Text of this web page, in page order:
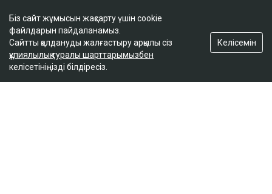
footer.menu-title-2
О проекте
Біз сайт жұмысын жақсарту үшін cookie
файлдарын пайдаланамыз.
Сайтты қолдануды жалғастыру арқылы сіз
құпиялылық туралы шарттарымызбен
келісетініңізді білдіресіз.
Келісемін